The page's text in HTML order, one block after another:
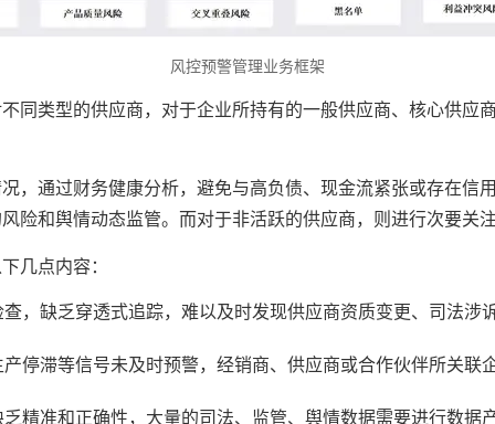
风控预警管理业务框架
同类型的供应商，对于企业所持有的一般供应商、核心供应
，通过财务健康分析，避免与高负债、现金流紧张或存在信
险和舆情动态监管。而对于非活跃的供应商，则进行次要关
几点内容：
，缺乏穿透式追踪，难以及时发现供应商资质变更、司法
停滞等信号未及时预警，经销商、供应商或合作伙伴所关
精准和正确性，大量的司法、监管、舆情数据需要进行数